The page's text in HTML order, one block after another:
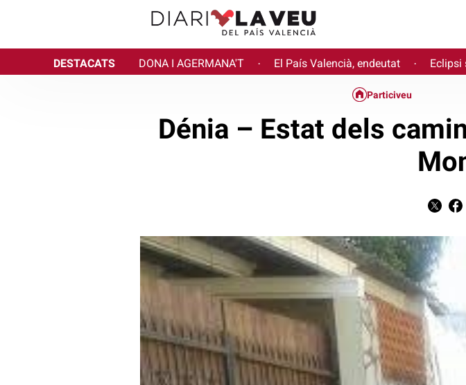
DESTACATS DONA I AGERMANA'T · El País Valencià, endeutat · Eclipsi
Particiveu
Dénia – Estat dels